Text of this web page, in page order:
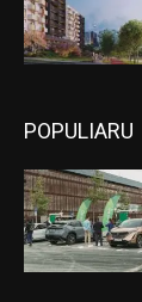
POPULIARU